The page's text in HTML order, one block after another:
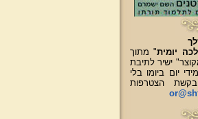
יומית" מתוך
ישיר לתיבת
יום ביומו בלי
הצטרפות